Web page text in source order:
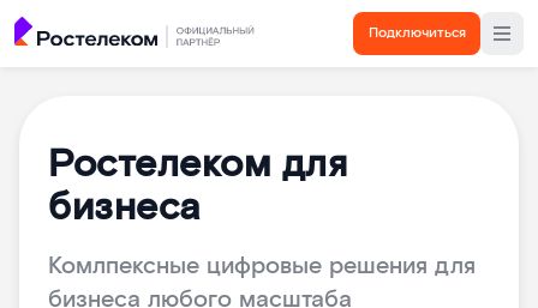
Подключиться
Ростелеком для
бизнеса
Комлпексные цифровые решения для
бизнеса любого масштаба